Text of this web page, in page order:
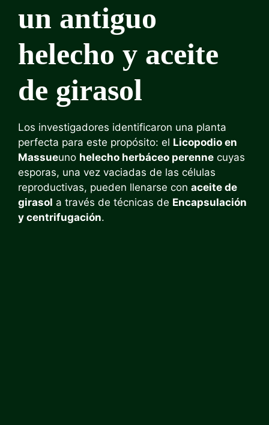
un antiguo
helecho y aceite
de girasol
Los investigadores identificaron una planta
perfecta para este propósito: el Licopodio en
Massueuno helecho herbáceo perenne cuyas
esporas, una vez vaciadas de las células
reproductivas, pueden llenarse con aceite de
girasol a través de técnicas de Encapsulación
y centrifugación.